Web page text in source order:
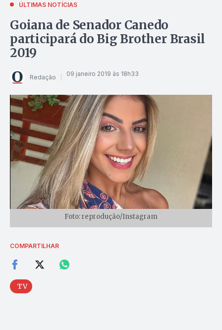
ÚLTIMAS NOTÍCIAS
Goiana de Senador Canedo
participará do Big Brother Brasil
2019
Redação 09 janeiro 2019 às 18h33
Foto: reprodução/Instagram
COMPARTILHAR
TV